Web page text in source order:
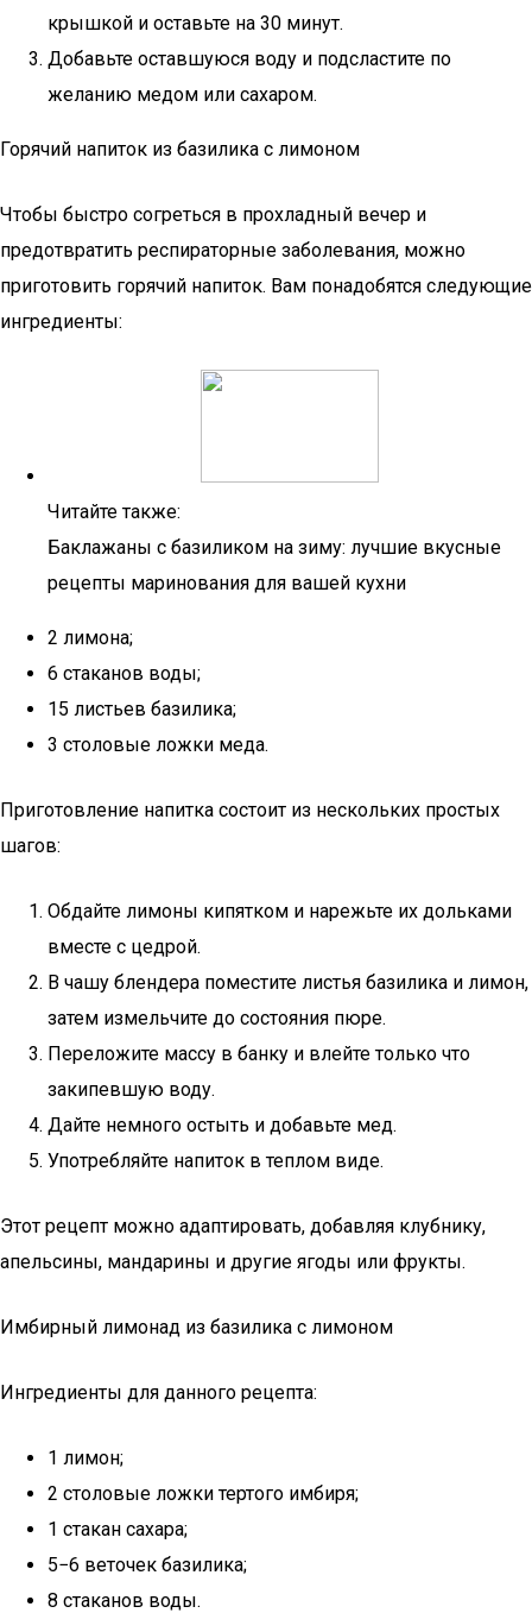
крышкой и оставьте на 30 минут.
Добавьте оставшуюся воду и подсластите по
желанию медом или сахаром.
Горячий напиток из базилика с лимоном
Чтобы быстро согреться в прохладный вечер и
предотвратить респираторные заболевания, можно
приготовить горячий напиток. Вам понадобятся следующие
ингредиенты:
Читайте также:
Баклажаны с базиликом на зиму: лучшие вкусные
рецепты маринования для вашей кухни
2 лимона;
6 стаканов воды;
15 листьев базилика;
3 столовые ложки меда.
Приготовление напитка состоит из нескольких простых
шагов:
Обдайте лимоны кипятком и нарежьте их дольками
вместе с цедрой.
В чашу блендера поместите листья базилика и лимон,
затем измельчите до состояния пюре.
Переложите массу в банку и влейте только что
закипевшую воду.
Дайте немного остыть и добавьте мед.
Употребляйте напиток в теплом виде.
Этот рецепт можно адаптировать, добавляя клубнику,
апельсины, мандарины и другие ягоды или фрукты.
Имбирный лимонад из базилика с лимоном
Ингредиенты для данного рецепта:
1 лимон;
2 столовые ложки тертого имбиря;
1 стакан сахара;
5−6 веточек базилика;
8 стаканов воды.